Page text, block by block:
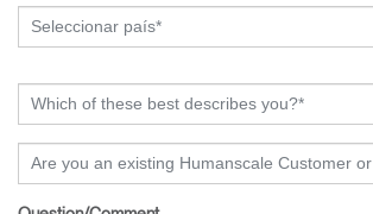
Seleccionar país*
Which of these best describes you?*
Are you an existing Humanscale Customer